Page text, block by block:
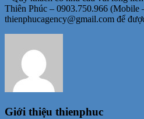
Thiên Phúc – 0903.750.966 (Mobile
thienphucagency@gmail.com để
Giới thiệu thienphuc